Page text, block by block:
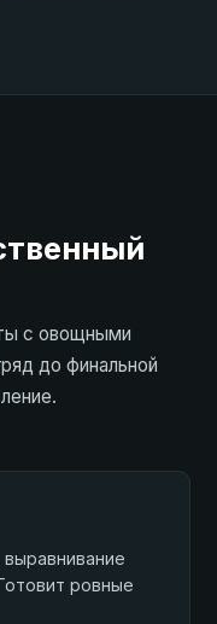
с овощными
до финальной
ровные